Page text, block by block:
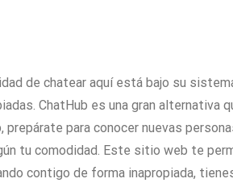
de chatear aquí está bajo su
ChatHub es una gran alternativa
para conocer nuevas
tu comodidad. Este sitio web te
contigo de forma inapropiada,